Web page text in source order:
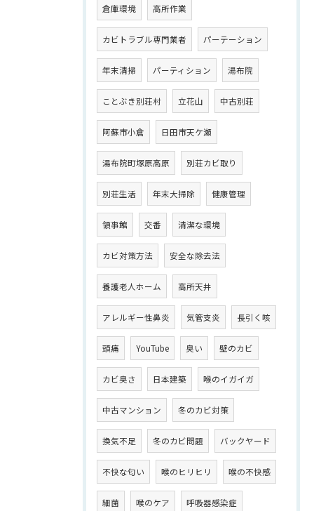
倉庫環境 高所作業
カビトラブル専門業者 パーテーション
年末清掃 パーティション 湯布院
ことぶき別荘村 立花山 中古別荘
阿蘇市小倉 日田市天ケ瀬
湯布院町塚原高原 別荘カビ取り
別荘生活 年末大掃除 健康管理
領事館 交番 清潔な環境
カビ対策方法 安全な除去法
養護老人ホーム 高所天井
アレルギー性鼻炎 気管支炎 長引く咳
頭痛 YouTube 臭い 壁のカビ
カビ臭さ 日本建築 喉のイガイガ
中古マンション 冬のカビ対策
換気不足 冬のカビ問題 バックヤード
不快な匂い 喉のヒリヒリ 喉の不快感
細菌 喉のケア 呼吸器感染症